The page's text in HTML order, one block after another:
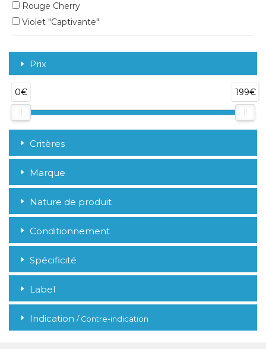
Rouge Cherry
Violet "Captivante"
Prix
0€ 199€
Critères
Marque
Nature de produit
Conditionnement
Spécificité
Label
Indication / Contre-indication